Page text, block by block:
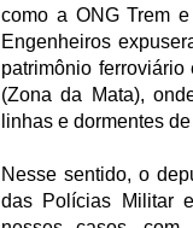
como a ONG Trem
Engenheiros
patrimônio
(Zona da Mata),
linhas e dormentes
Nesse sentido, o
das Polícias Militar